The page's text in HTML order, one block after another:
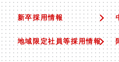
新卒採用情報
地域限定社員等採用情報